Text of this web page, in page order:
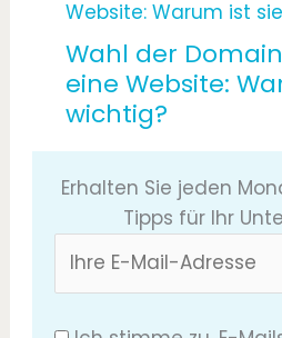
Wahl der
eine Website:
wichtig?
Erhalten Sie jeden
Tipps für Ihr